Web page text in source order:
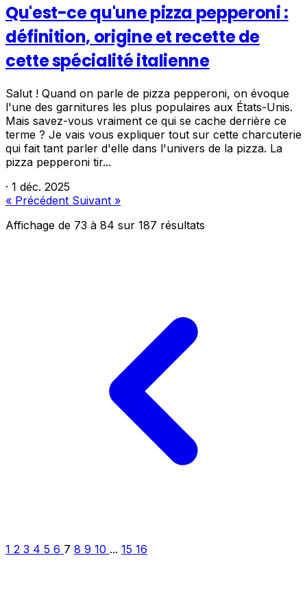
Qu'est-ce qu'une pizza pepperoni :
définition, origine et recette de
cette spécialité italienne
Salut ! Quand on parle de pizza pepperoni, on évoque
l'une des garnitures les plus populaires aux États-Unis.
Mais savez-vous vraiment ce qui se cache derrière ce
terme ? Je vais vous expliquer tout sur cette charcuterie
qui fait tant parler d'elle dans l'univers de la pizza. La
pizza pepperoni tir...
· 1 déc. 2025
« Précédent Suivant »
Affichage de 73 à 84 sur 187 résultats
1 2 3 4 5 6 7 8 9 10 ... 15 16